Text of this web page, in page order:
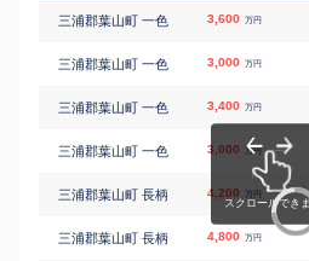
三浦郡葉山町 一色 3,600 万円
三浦郡葉山町 一色 3,000 万円
三浦郡葉山町 一色 3,400 万円
三浦郡葉山町 一色 3,000 万円
三浦郡葉山町 長柄 4,200 万円
三浦郡葉山町 長柄 4,800 万円